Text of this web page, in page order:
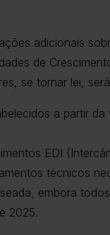
adicionais
de
se tornar lei,
a partir da
EDI
técnicos
embora
2025.